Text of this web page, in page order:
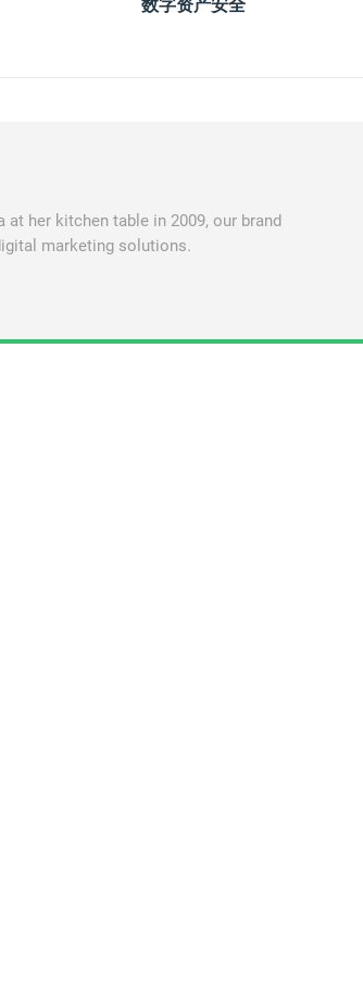
数字资产安全
at her kitchen table in 2009, our brand
marketing solutions.